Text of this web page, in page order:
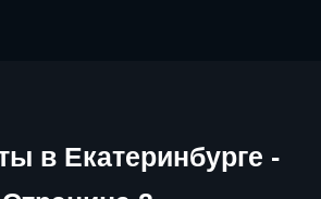
в Екатеринбурге -